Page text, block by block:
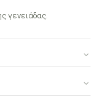
γενειάδας.